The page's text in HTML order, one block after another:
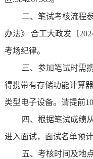
二、笔试考核流程
办法》 合工大政发〔
考场纪律。
三、参加笔试时需
得携带有存储功能计算
类型电子设备。请提前
四、根据笔试成绩
进入面试，面试名单预计
五、考核时间及地